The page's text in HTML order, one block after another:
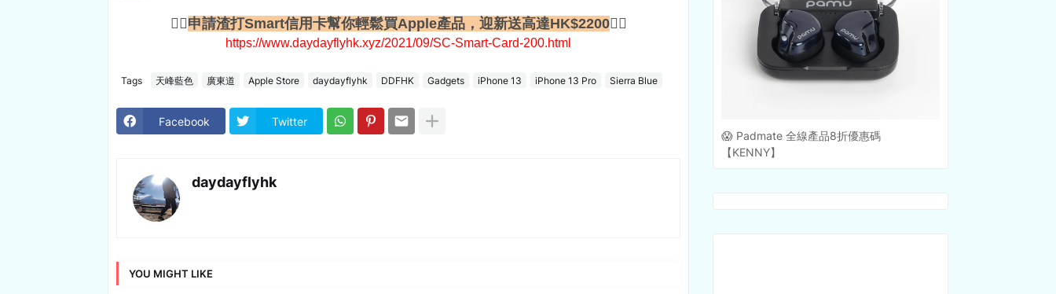
👇🏻 申請渣打Smart信用卡幫你輕鬆買Apple產品，迎新送高達HK$2200👇🏻
https://www.daydayflyhk.xyz/2021/09/SC-Smart-Card-200.html
Tags 天峰藍色 廣東道 Apple Store daydayflyhk DDFHK Gadgets iPhone 13 iPhone 13 Pro Sierra Blue
Facebook Twitter
daydayflyhk
YOU MIGHT LIKE
😱 Padmate 全線產品8折優惠碼
【KENNY】